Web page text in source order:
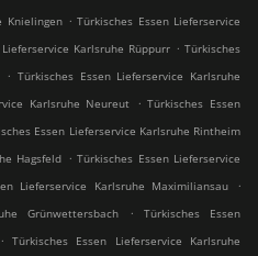
Knielingen . Türkisches Essen Lieferservice
Karlsruhe Rüppurr . Türkisches
. Türkisches Essen Lieferservice Karlsruhe
Karlsruhe Neureut . Türkisches Essen
Essen Lieferservice Karlsruhe Rintheim
Hagsfeld . Türkisches Essen Lieferservice
Lieferservice Karlsruhe Maximiliansau
.
Grünwettersbach
.
Türkisches Essen
. Türkisches Essen Lieferservice Karlsruhe